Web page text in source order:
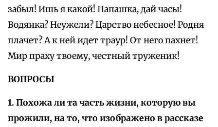
забыл! Ишь я какой! Папашка, дай часы!
Водянка? Неужели? Царство небесное! Родня
плачет? А к ней идет траур! От него пахнет!
Мир праху твоему, честный труженик!
ВОПРОСЫ
1. Похожа ли та часть жизни, которую вы
прожили, на то, что изображено в рассказе